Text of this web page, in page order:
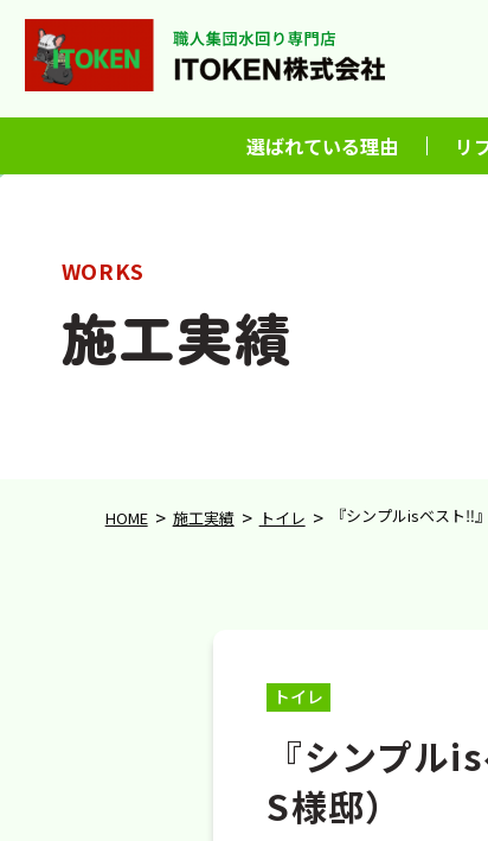
選ばれている理由 リ
WORKS
施工実績
HOME > 施工実績 > トイレ > 『シンプルisベスト‼️
トイレ
『シンプル
S様邸）